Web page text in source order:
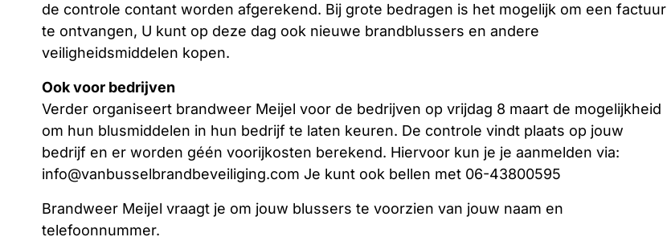
de controle contant worden afgerekend. Bij grote bedragen is het mogelijk om een factuur
te ontvangen, U kunt op deze dag ook nieuwe brandblussers en andere
veiligheidsmiddelen kopen.
Ook voor bedrijven
Verder organiseert brandweer Meijel voor de bedrijven op vrijdag 8 maart de mogelijkheid
om hun blusmiddelen in hun bedrijf te laten keuren. De controle vindt plaats op jouw
bedrijf en er worden géén voorijkosten berekend. Hiervoor kun je je aanmelden via:
info@vanbusselbrandbeveiliging.com Je kunt ook bellen met 06-43800595
Brandweer Meijel vraagt je om jouw blussers te voorzien van jouw naam en
telefoonnummer.